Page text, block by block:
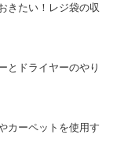
きたい！レジ袋の収
とドライヤーのやり
カーペットを使用す